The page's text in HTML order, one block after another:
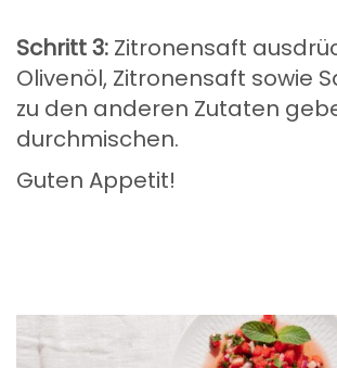
Schritt 3: Zitronensaft
Olivenöl, Zitronensaft sowie
zu den anderen Zutaten
durchmischen.
Guten Appetit!